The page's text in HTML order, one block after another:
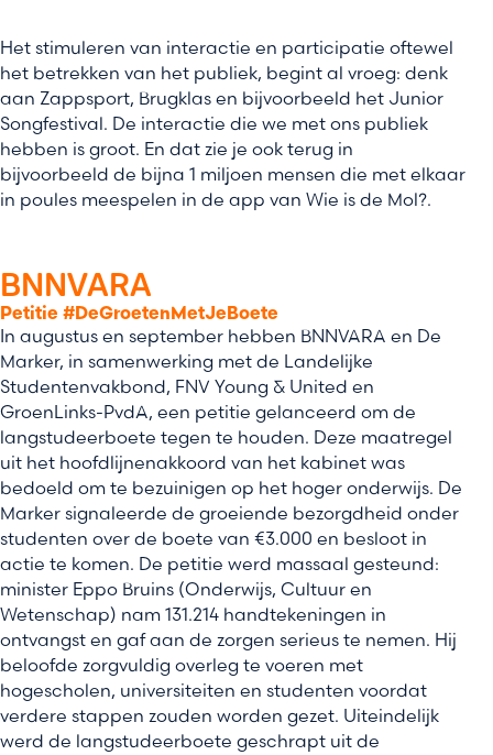
Het stimuleren van interactie en participatie oftewel
het betrekken van het publiek, begint al vroeg: denk
aan Zappsport, Brugklas en bijvoorbeeld het Junior
Songfestival. De interactie die we met ons publiek
hebben is groot. En dat zie je ook terug in
bijvoorbeeld de bijna 1 miljoen mensen die met elkaar
in poules meespelen in de app van Wie is de Mol?.
BNNVARA
Petitie #DeGroetenMetJeBoete
In augustus en september hebben BNNVARA en De
Marker, in samenwerking met de Landelijke
Studentenvakbond, FNV Young & United en
GroenLinks-PvdA, een petitie gelanceerd om de
langstudeerboete tegen te houden. Deze maatregel
uit het hoofdlijnenakkoord van het kabinet was
bedoeld om te bezuinigen op het hoger onderwijs. De
Marker signaleerde de groeiende bezorgdheid onder
studenten over de boete van €3.000 en besloot in
actie te komen. De petitie werd massaal gesteund:
minister Eppo Bruins (Onderwijs, Cultuur en
Wetenschap) nam 131.214 handtekeningen in
ontvangst en gaf aan de zorgen serieus te nemen. Hij
beloofde zorgvuldig overleg te voeren met
hogescholen, universiteiten en studenten voordat
verdere stappen zouden worden gezet. Uiteindelijk
werd de langstudeerboete geschrapt uit de